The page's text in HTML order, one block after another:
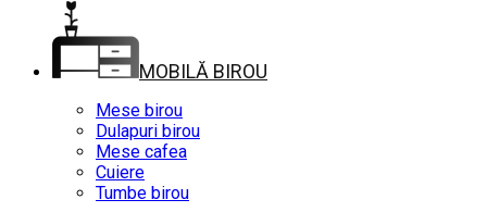
MOBILĂ BIROU
Mese birou
Dulapuri birou
Mese cafea
Cuiere
Tumbe birou